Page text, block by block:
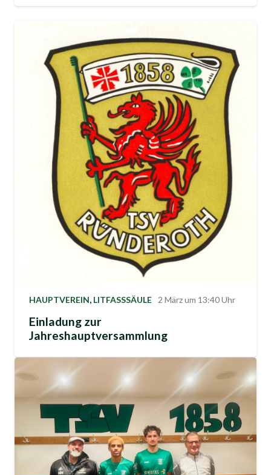
HAUPTVEREIN, LITFASSSÄULE 2 März um 13:40 Uhr
Einladung zur
Jahreshauptversammlung